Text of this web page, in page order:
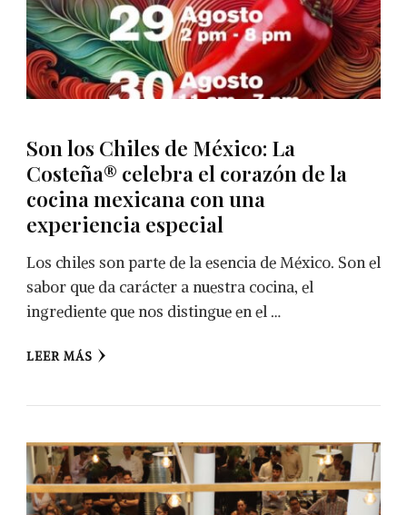
Son los Chiles de México: La
Costeña® celebra el corazón de la
cocina mexicana con una
experiencia especial
Los chiles son parte de la esencia de México. Son el
sabor que da carácter a nuestra cocina, el
ingrediente que nos distingue en el …
LEER MÁS